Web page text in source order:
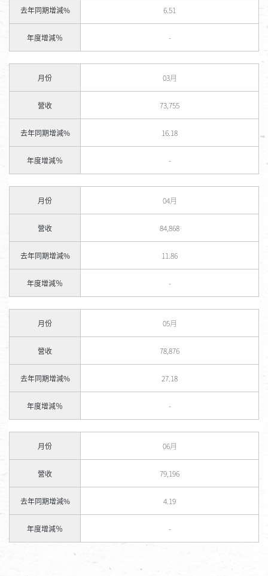
去年同期增減% 6.51
年度增減％ -
月份 03月
營收 73,755
去年同期增減% 16.18
年度增減％ -
月份 04月
營收 84,868
去年同期增減% 11.86
年度增減％ -
月份 05月
營收 78,876
去年同期增減% 27.18
年度增減％ -
月份 06月
營收 79,196
去年同期增減% 4.19
年度增減％ -